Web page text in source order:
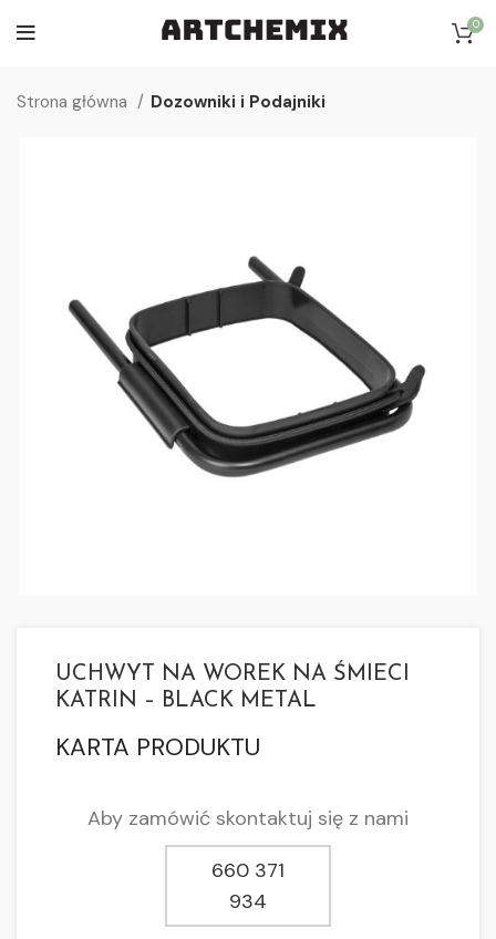
0
Strona główna Dozowniki i Podajniki
UCHWYT NA WOREK NA ŚMIECI
KATRIN – BLACK METAL
KARTA PRODUKTU
Aby zamówić skontaktuj się z nami
660 371
934